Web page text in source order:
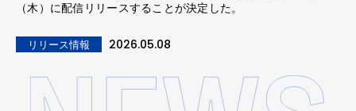
（木）に配信リリースすることが決定した。
リリース情報 2026.05.08